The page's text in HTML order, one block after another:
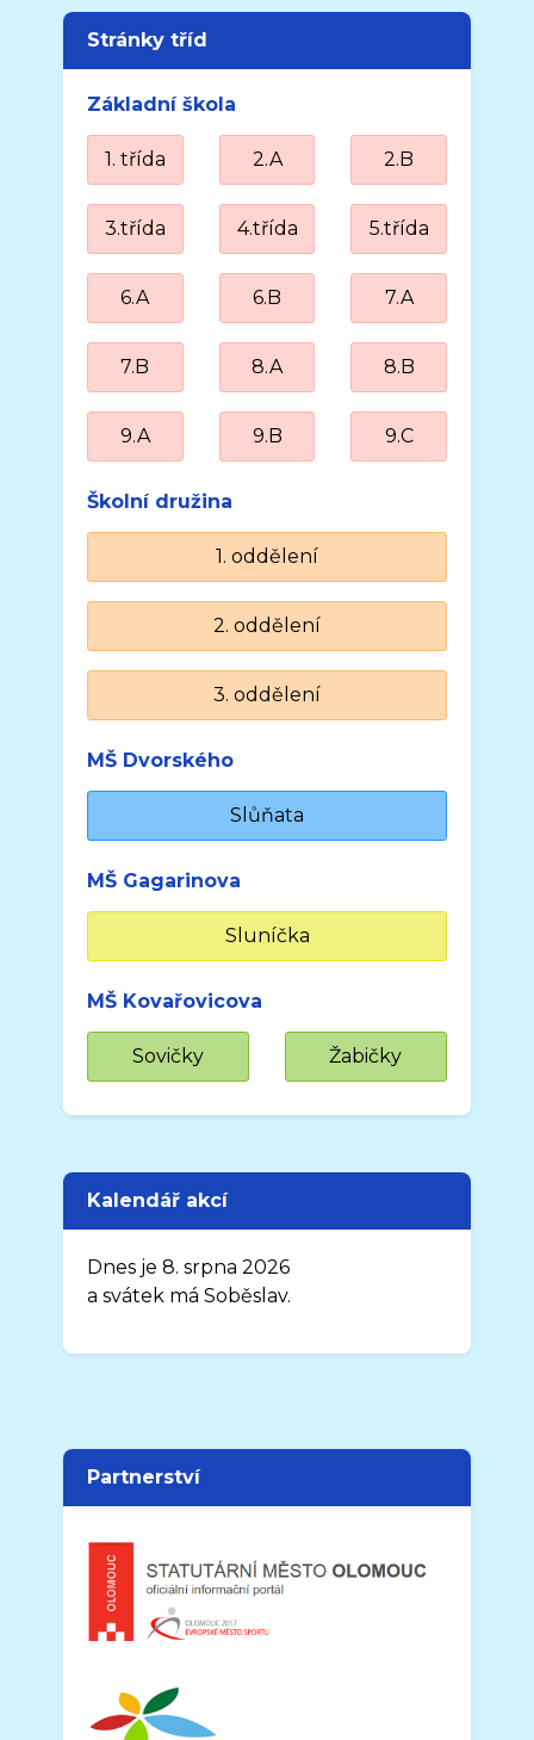
Stránky tříd
Základní škola
1. třída 2.A 2.B
3.třída 4.třída 5.třída
6.A 6.B 7.A
7.B 8.A 8.B
9.A 9.B 9.C
Školní družina
1. oddělení
2. oddělení
3. oddělení
MŠ Dvorského
Slůňata
MŠ Gagarinova
Sluníčka
MŠ Kovařovicova
Sovičky Žabičky
Kalendář akcí
Dnes je 8. srpna 2026
a svátek má Soběslav.
Partnerství